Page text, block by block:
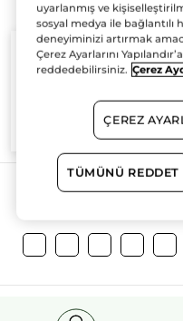
%100
aktifler
Daha
uyarlanmış ve
sosyal medya ile bağlantılı
deneyiminizi artırmak
Çerez Ayarlarını
reddedebilirsiniz. Çerez
ÇEREZ
TÜMÜNÜ REDDET